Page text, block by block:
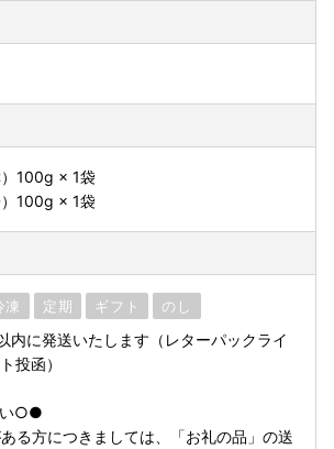
100g × 1袋
100g × 1袋
凍 定期 ギフト のし
内に発送いたします（レターパックライ
投函）
い○●
る方につきましては、「お礼の品」の送